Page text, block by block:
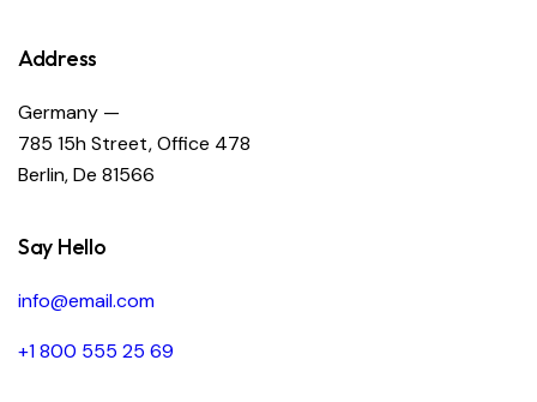
Address
Germany —
785 15h Street, Office 478
Berlin, De 81566
Say Hello
info@email.com
+1 800 555 25 69